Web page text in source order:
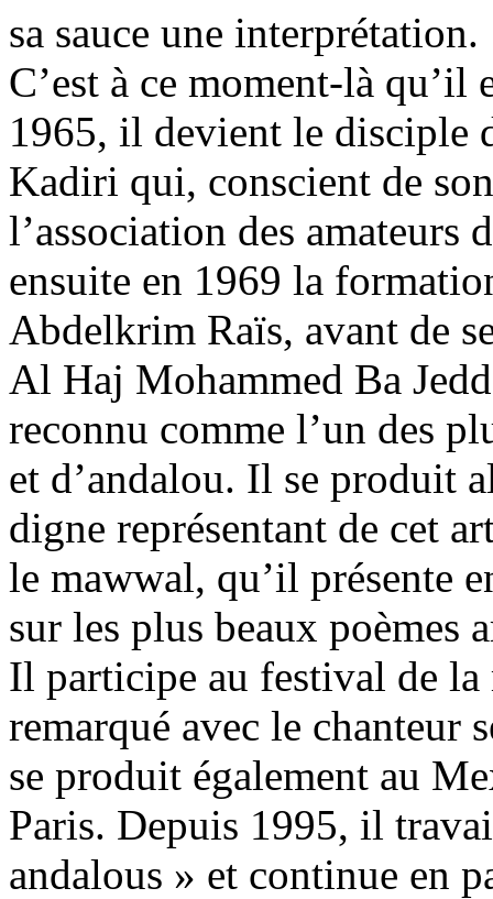
sa sauce une interprétation.
C’est à ce moment-là qu’il
1965, il devient le disciple
Kadiri qui, conscient de
l’association des amateurs
ensuite en 1969 la
Abdelkrim Raïs, avant de
Al Haj Mohammed Ba
reconnu comme l’un des
et d’andalou. Il se produit
digne représentant de cet
le mawwal, qu’il présente
sur les plus beaux poèmes
Il participe au festival de
remarqué avec le chanteur
se produit également au
Paris. Depuis 1995, il
andalous » et continue en